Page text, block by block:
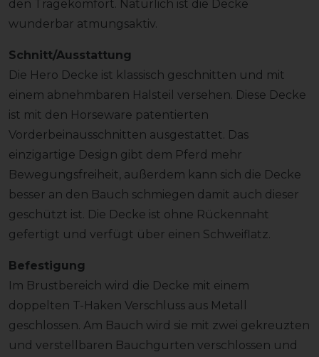
den Tragekomfort. Natürlich ist die Decke
wunderbar atmungsaktiv.
Schnitt/Ausstattung
Die Hero Decke ist klassisch geschnitten und mit
einem abnehmbaren Halsteil versehen. Diese Decke
ist mit den Horseware patentierten
Vorderbeinausschnitten ausgestattet. Das
einzigartige Design gibt dem Pferd mehr
Bewegungsfreiheit, außerdem kann sich die Decke
besser an den Bauch schmiegen damit auch dieser
geschützt ist. Die Decke ist ohne Rückennaht
gefertigt und verfügt über einen Schweiflatz.
Befestigung
Im Brustbereich wird die Decke mit einem
doppelten T-Haken Verschluss aus Metall
geschlossen. Am Bauch wird sie mit zwei gekreuzten
und verstellbaren Bauchgurten verschlossen und